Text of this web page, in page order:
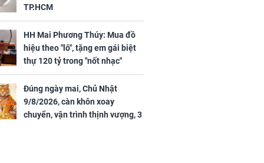
cuối
lịch, 3 con
phát Tài
trăm bề,
Phượng
trọn cơ
TP.HCM
HH Mai Phương Thúy: Mua đồ
hiệu theo "lô", tặng em gái biệt
thự 120 tỷ trong "nốt nhạc"
Đúng ngày mai, Chủ Nhật
9/8/2026, càn khôn xoay
chuyển, vận trình thịnh vượng, 3